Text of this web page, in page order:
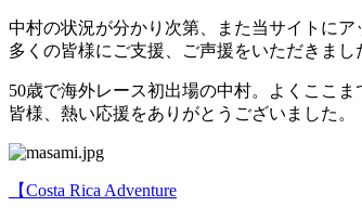
中村の状況が分かり次第、また当サイトに
多くの皆様にご支援、ご声援をいただきま
50歳で海外レース初出場の中村。よくここま
皆様、熱い応援をありがとうございました。
【Costa Rica Adventure